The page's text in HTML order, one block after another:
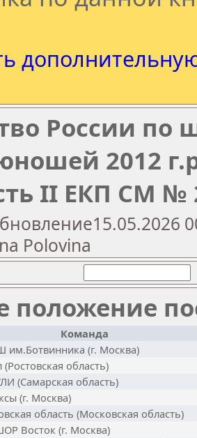
России по
2012
II ЕКП СМ №
Polovina
положение
Команда
(г. Москва)
(Ростовская область)
(Самарская область)
(г. Москва)
область (Московская область)
Восток (г. Москва)